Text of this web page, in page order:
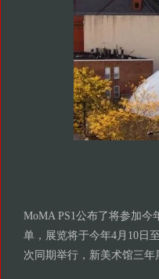
MoMA PS1公布了将参加今
单，展览将于今年4月10日
次同期举行，新美术馆三年